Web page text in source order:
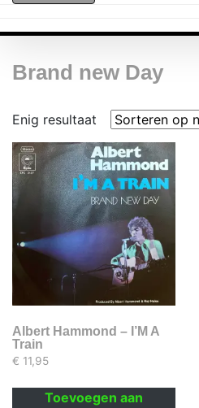
Brand new Day
Enig resultaat
Albert Hammond – I’M A
Train
€ 11,95
Toevoegen aan